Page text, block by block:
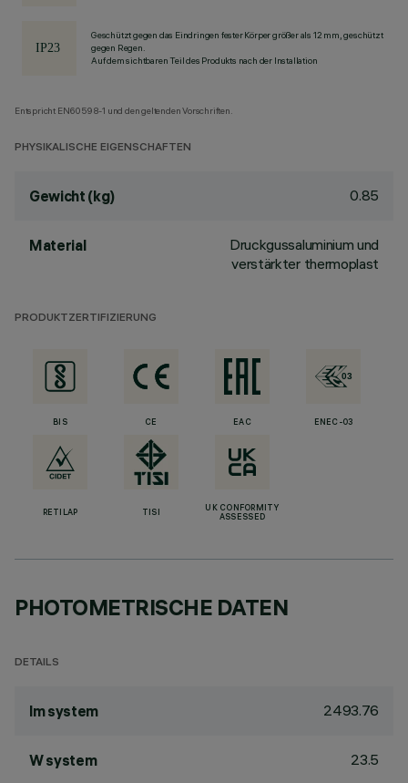
Geschützt gegen das Eindringen fester Körper größer als 12 mm, geschützt
gegen Regen.
Auf dem sichtbaren Teil des Produkts nach der Installation
Entspricht EN60598-1 und den geltenden Vorschriften.
PHYSIKALISCHE EIGENSCHAFTEN
Gewicht (kg) 0.85
Material
Druckgussaluminium und
verstärkter thermoplast
PRODUKTZERTIFIZIERUNG
BIS CE EAC ENEC-03
RETILAP TISI
UK CONFORMITY
ASSESSED
PHOTOMETRISCHE DATEN
DETAILS
lm system 2493.76
W system 23.5